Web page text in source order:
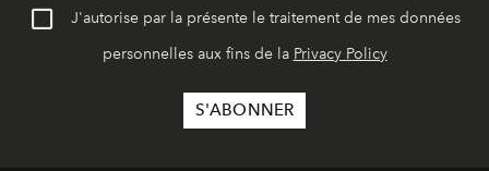
J'autorise par la présente le traitement de mes données
personnelles aux fins de la Privacy Policy